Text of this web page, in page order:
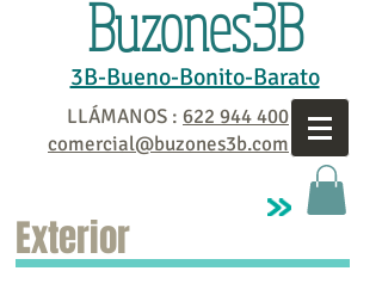
Buzones3B
3B-Bueno-Bonito-Barato
LLÁMANOS : 622 944 400
comercial@buzones3b.com
Exterior